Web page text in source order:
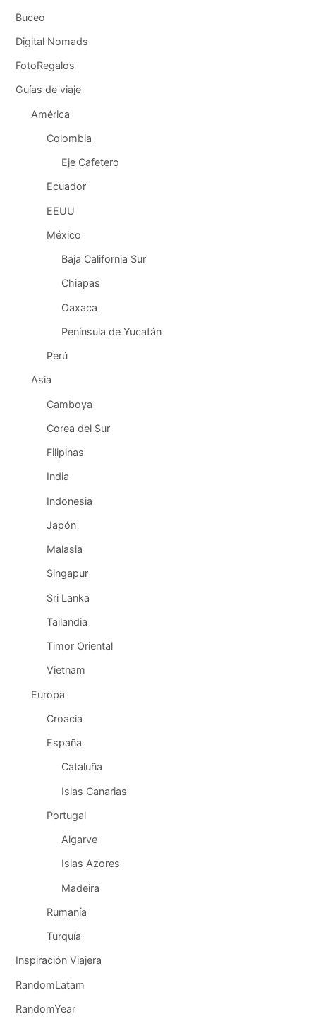
Buceo
Digital Nomads
FotoRegalos
Guías de viaje
América
Colombia
Eje Cafetero
Ecuador
EEUU
México
Baja California Sur
Chiapas
Oaxaca
Península de Yucatán
Perú
Asia
Camboya
Corea del Sur
Filipinas
India
Indonesia
Japón
Malasia
Singapur
Sri Lanka
Tailandia
Timor Oriental
Vietnam
Europa
Croacia
España
Cataluña
Islas Canarias
Portugal
Algarve
Islas Azores
Madeira
Rumanía
Turquía
Inspiración Viajera
RandomLatam
RandomYear